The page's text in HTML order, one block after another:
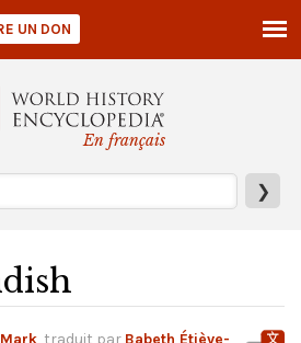
En français
❯
UN DON
, traduit par Babeth Étiève-